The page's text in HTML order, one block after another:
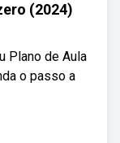
(2024)
Plano de Aula
o passo a